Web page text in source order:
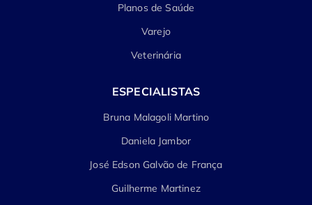
Planos de Saúde
Varejo
Veterinária
ESPECIALISTAS
Bruna Malagoli Martino
Daniela Jambor
José Edson Galvão de França
Guilherme Martinez